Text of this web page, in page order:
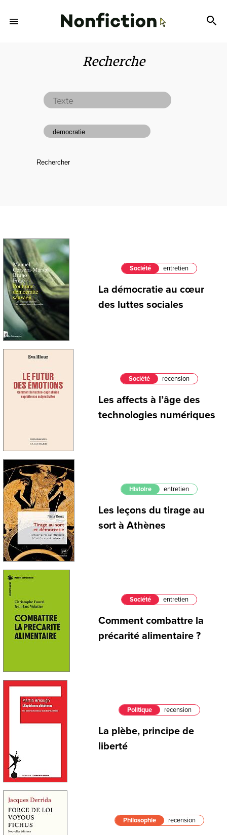
Recherche
Société entretien
La démocratie au cœur
des luttes sociales
Société recension
Les affects à l’âge des
technologies numériques
Histoire entretien
Les leçons du tirage au
sort à Athènes
Société entretien
Comment combattre la
précarité alimentaire ?
Politique recension
La plèbe, principe de
liberté
Philosophie recension